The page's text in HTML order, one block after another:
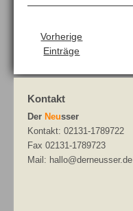
Vorherige
Einträge
Kontakt
Der Neusser
Kontakt: 02131-1789722
Fax 02131-1789723
Mail: hallo@derneusser.de